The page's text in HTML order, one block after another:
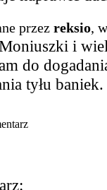
przez reksio,
i
do
tyłu baniek.